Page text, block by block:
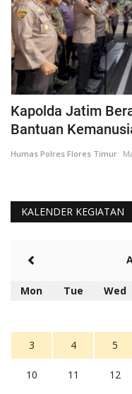
Kapolda Jatim
Bantuan
Humas Polres Flores Timur
KALENDER KEGIATAN
Mon Tue Wed
3 4 5
10 11 12